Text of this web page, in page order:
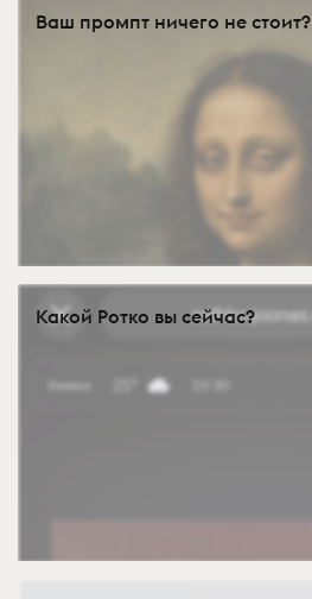
Ваш промпт ничего не стоит?
Какой Ротко вы сейчас?